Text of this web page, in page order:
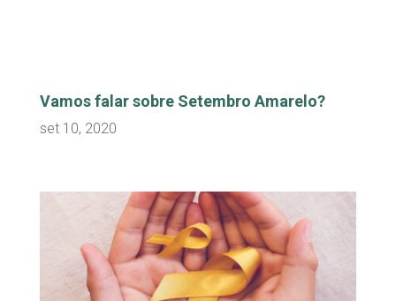
Vamos falar sobre Setembro Amarelo?
set 10, 2020